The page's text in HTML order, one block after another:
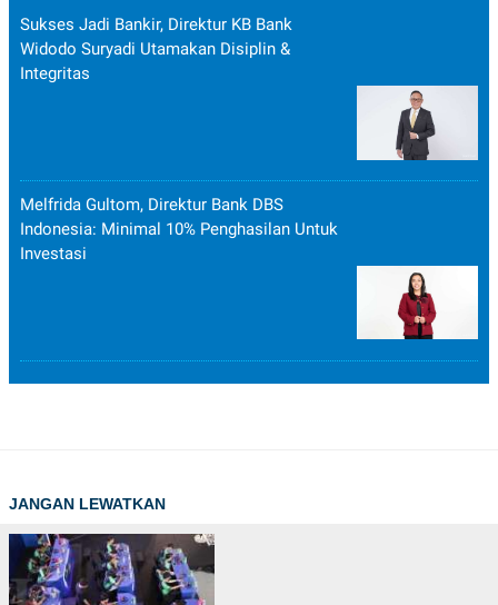
Sukses Jadi Bankir, Direktur KB Bank
Widodo Suryadi Utamakan Disiplin &
Integritas
Melfrida Gultom, Direktur Bank DBS
Indonesia: Minimal 10% Penghasilan Untuk
Investasi
JANGAN LEWATKAN